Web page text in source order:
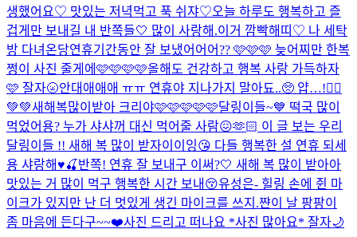
생했어요♡ 맛있는 저녁먹고 푹 쉬쟈♡오늘 하루도 행복하고 즐
겁게만 보내길 내 반쪽들🤍 많이 사랑해.이거 깜빡해띠♡ 나 세탁
방 다녀온당연휴기간동안 잘 보냈어어어?? 🩷🩷🩷 늦어찌만 한복
쩡이 사진 줄게에🩷🩷🩷🩷올해도 건강하고 행복 사랑 가득하자
🩷 잘자🌝안대애애애 ㅠㅠ 연휴야 지나가지 말아됴..🥺 얍…!🧚‍♀️
💚💚새해복많이받아 크리야🩷🩷🩷🩷🩷달링이들~💙 떡국 많이
먹었어용? 누가 샤샤꺼 대신 먹어줄 사람😖🫶🏻 이 글 보는 우리
달링이들 !! 새해 복 많이 받자이이잉😘 다들 행복한 설 연휴 되세
용 샤랑해♥️🍒 반쪽! 연휴 잘 보내구 이써?🤍 새해 복 많이 받아아
맛있는 거 많이 먹구 행복한 시간 보내😚유성은- 힐링 손에 쥔 마
이크가 있지만 난 더 멋있게 생긴 마이크를 쓰지.쨘이 날 팡팡이
좀 마음에 든다구~~❤️사진 드리고 떠나요 *사진 많아요* 잘자🌙